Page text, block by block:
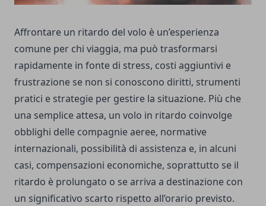
Affrontare un ritardo del volo è un’esperienza
comune per chi viaggia, ma può trasformarsi
rapidamente in fonte di stress, costi aggiuntivi e
frustrazione se non si conoscono diritti, strumenti
pratici e strategie per gestire la situazione. Più che
una semplice attesa, un volo in ritardo coinvolge
obblighi delle compagnie aeree, normative
internazionali, possibilità di assistenza e, in alcuni
casi, compensazioni economiche, soprattutto se il
ritardo è prolungato o se arriva a destinazione con
un significativo scarto rispetto all’orario previsto.